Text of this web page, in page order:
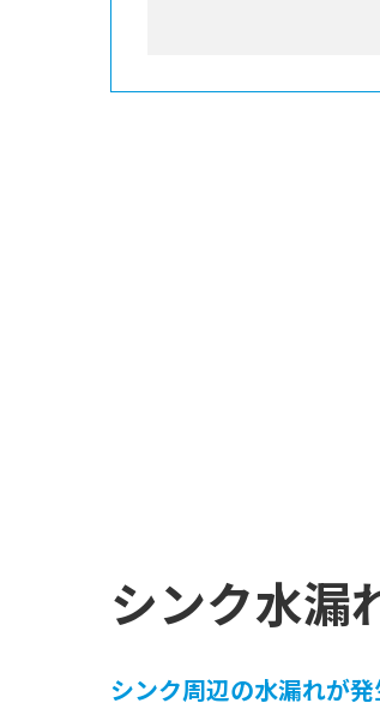
シンク水漏
シンク周辺の水漏れが